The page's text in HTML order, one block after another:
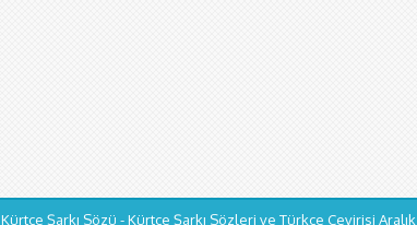
Kürtçe Şarkı Sözü - Kürtçe Şarkı Sözleri ve Türkçe Çevirisi Aralık